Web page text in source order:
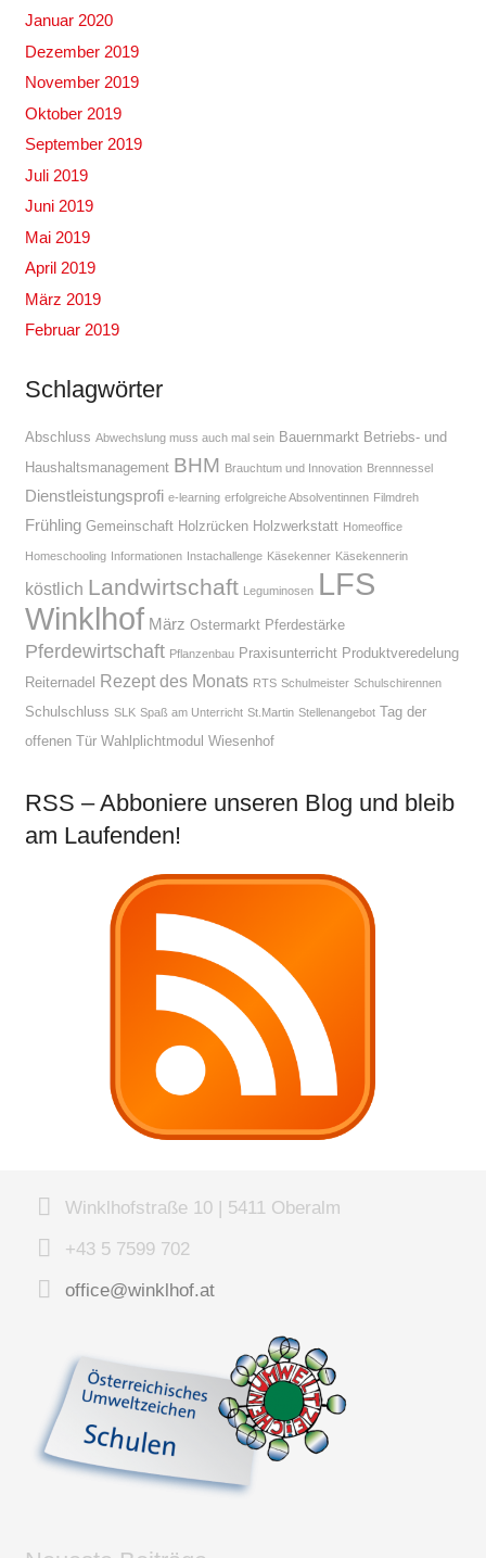
Januar 2020
Dezember 2019
November 2019
Oktober 2019
September 2019
Juli 2019
Juni 2019
Mai 2019
April 2019
März 2019
Februar 2019
Schlagwörter
Abschluss Abwechslung muss auch mal sein Bauernmarkt Betriebs- und
Haushaltsmanagement BHM Brauchtum und Innovation Brennnessel
Dienstleistungsprofi e-learning erfolgreiche Absolventinnen Filmdreh
Frühling Gemeinschaft Holzrücken Holzwerkstatt Homeoffice
Homeschooling Informationen Instachallenge Käsekenner Käsekennerin
köstlich Landwirtschaft Leguminosen LFS
Winklhof März Ostermarkt Pferdestärke
Pferdewirtschaft Pflanzenbau Praxisunterricht Produktveredelung
Reiternadel Rezept des Monats RTS Schulmeister Schulschirennen
Schulschluss SLK Spaß am Unterricht St.Martin Stellenangebot Tag der
offenen Tür Wahlplichtmodul Wiesenhof
RSS – Abboniere unseren Blog und bleib
am Laufenden!
Winklhofstraße 10 | 5411 Oberalm
+43 5 7599 702
office@winklhof.at